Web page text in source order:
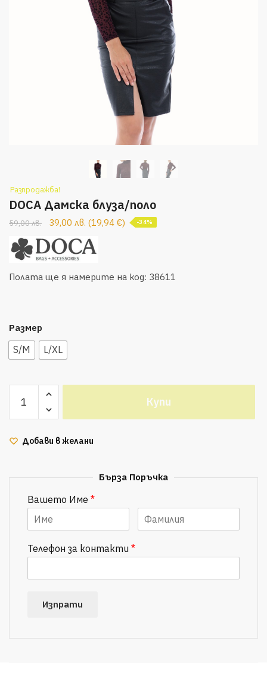
Разпродажба!
DOCA Дамска блуза/поло
59,00лв. 39,00 лв. (19,94 €) -34%
Полата ще я намерите на код: 38611
Размер
S/M L/XL
количество
за DOCA
Дамска
блуза/поло
Купи
Добави в желани
Бърза Поръчка
Вашето Име *
Телефон за контакти *
Изпрати